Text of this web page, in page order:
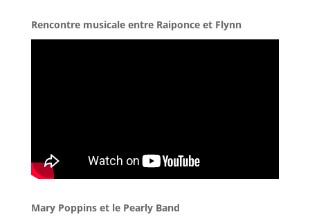
Rencontre musicale entre Raiponce et Flynn
Mary Poppins et le Pearly Band